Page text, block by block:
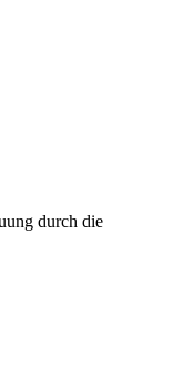
durch die